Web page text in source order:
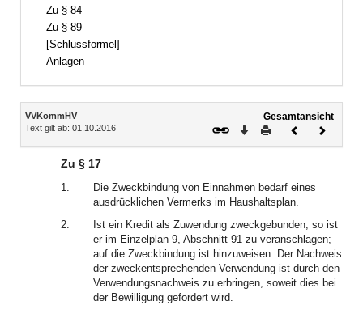
Zu § 84
Zu § 89
[Schlussformel]
Anlagen
Inhalt
VVKommHV
Text gilt ab: 01.10.2016
Gesamtansicht
Download
DruckenVorheriges
Zu § 17
1.
Die Zweckbindung von Einnahmen bedarf eines
ausdrücklichen Vermerks im Haushaltsplan.
2.
Ist ein Kredit als Zuwendung zweckgebunden, so ist
er im Einzelplan 9, Abschnitt 91 zu veranschlagen;
auf die Zweckbindung ist hinzuweisen. Der Nachweis
der zweckentsprechenden Verwendung ist durch den
Verwendungsnachweis zu erbringen, soweit dies bei
der Bewilligung gefordert wird.